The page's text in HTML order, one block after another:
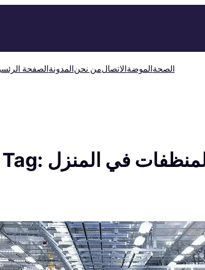
الصفحةالمدونةمن نحنالاتصالالموضةالصحة
Tag: في المنزل